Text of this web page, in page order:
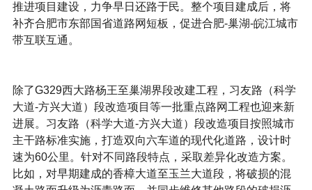
推进项目建设，力争早日还路于民。整个项目建成后，将
补齐合肥市东部国省道路网短板，促进合肥-巢湖-皖江城市
带互联互通。
除了G329西大路杨王至巢湖界段改建工程，习友路（科学
大道-方兴大道）段改造项目等一批重点路网工程也迎来新
进展。习友路（科学大道-方兴大道）段改造项目按照城市
主干路标准实施，打造双向六车道的现代化道路，设计时
速为60公里。针对不同路段特点，采取差异化改造方案。
比如，对早期建成的香樟大道至玉兰大道段，将破损的混